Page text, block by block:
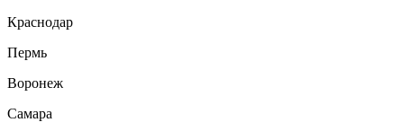
Краснодар
Пермь
Воронеж
Самара